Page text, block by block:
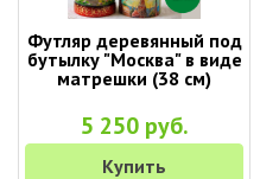
Футляр деревянный под
бутылку "Москва" в виде
матрешки (38 см)
5 250 руб.
Купить